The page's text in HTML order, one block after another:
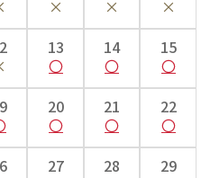
13 14 15
20 21 22
27 28 29